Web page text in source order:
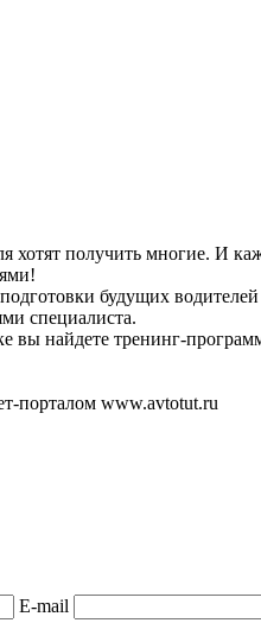
хотят получить многие. И
будущих
специалиста.
вы найдете тренинг-
порталом www.avtotut.ru
E-mail